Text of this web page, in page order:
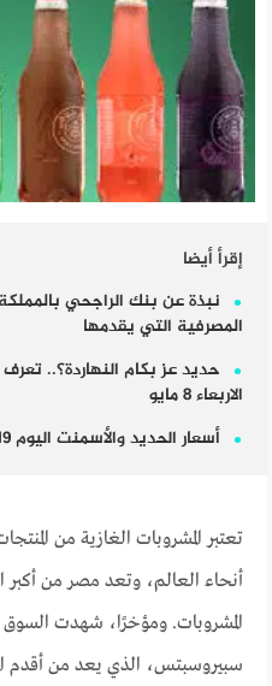
إقرأ أيضا
نبذة عن بنك الراجحي
المصرفية التي يقدمها
حديد عز بكام النهاردة؟..
الاربعاء 8 مايو
أسعار الحديد والأسمنت اليوم 19 أغسطس فى مصر
تعتبر المشروبات الغازية من
أنحاء العالم، وتعد مصر من أكبر
المشروبات. ومؤخرًا، شهدت السوق
سبيروسبتس، الذي يعد من أقدم